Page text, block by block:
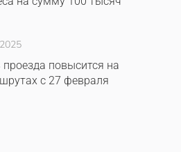
повысится на
с 27 февраля